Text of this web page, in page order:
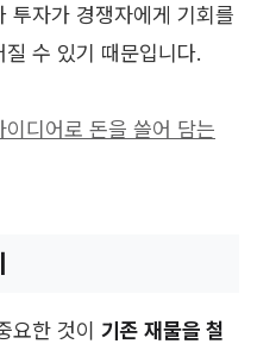
투자가 경쟁자에게 기회를
수 있기 때문입니다.
디어로 돈을 쓸어 담는
요한 것이 기존 재물을 철